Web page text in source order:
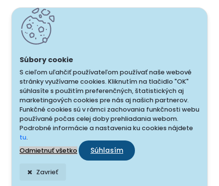
S cieľom uľahčiť používateľom používať naše webové
stránky využívame cookies. Kliknutím na tlačidlo "OK"
súhlasíte s použitím preferenčných, štatistických aj
marketingových cookies pre nás aj našich partnerov.
Funkčné cookies sú v rámci zachovania funkčnosti webu
používané počas celej doby prehliadania webom.
Podrobné informácie a nastavenia ku cookies nájdete
tu.
Odmietnuť všetko
Súhlasím
Zavrieť